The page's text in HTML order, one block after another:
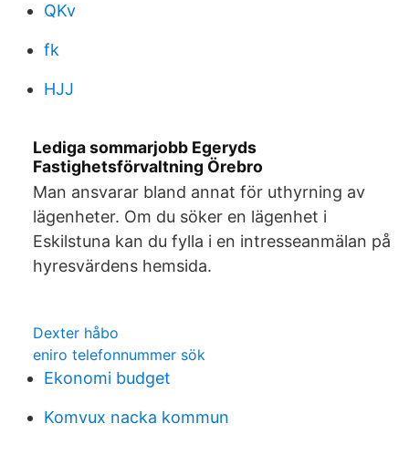
QKv
fk
HJJ
Lediga sommarjobb Egeryds
Fastighetsförvaltning Örebro
Man ansvarar bland annat för uthyrning av
lägenheter. Om du söker en lägenhet i
Eskilstuna kan du fylla i en intresseanmälan på
hyresvärdens hemsida.
Dexter håbo
eniro telefonnummer sök
Ekonomi budget
Komvux nacka kommun